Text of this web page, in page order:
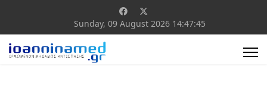
Sunday, 09 August 2026 14:47:45